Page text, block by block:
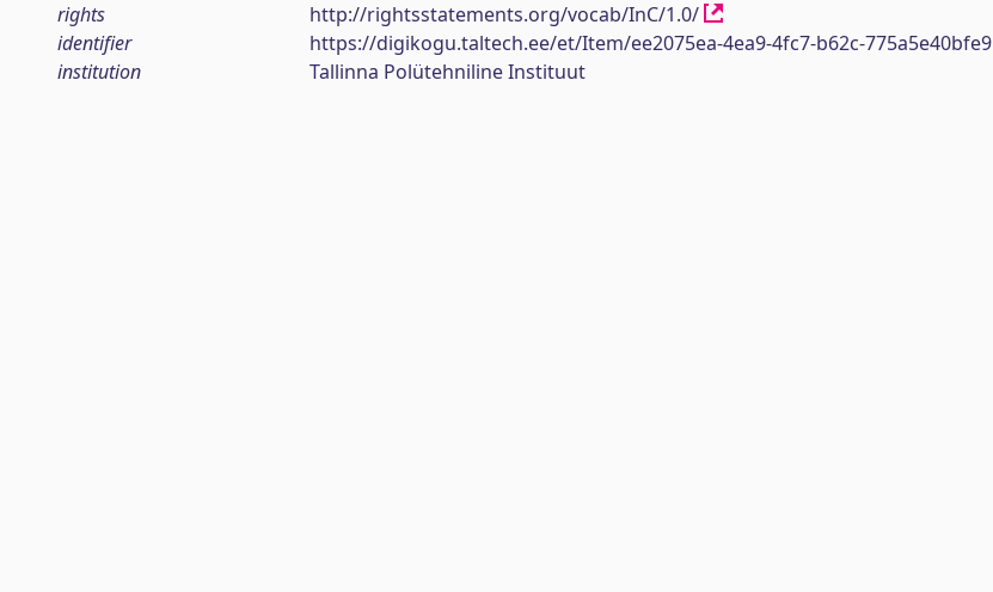
rights
http://rightsstatements.org/vocab/InC/1.0/
identifier
https://digikogu.taltech.ee/et/Item/ee2075ea-4ea9-4fc7-b62c-775a5e40bfe9
institution
Tallinna Polütehniline Instituut